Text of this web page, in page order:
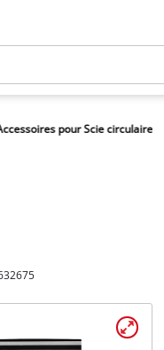
pour Scie circulaire